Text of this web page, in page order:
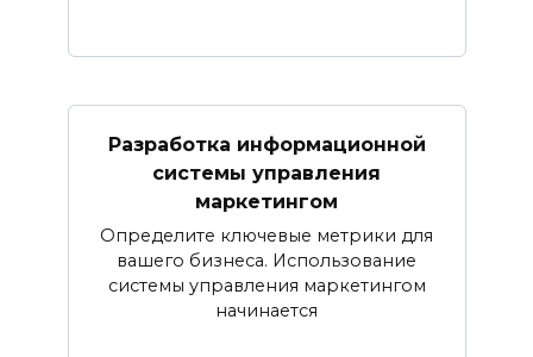
Разработка информационной
системы управления
маркетингом
Определите ключевые метрики для
вашего бизнеса. Использование
системы управления маркетингом
начинается